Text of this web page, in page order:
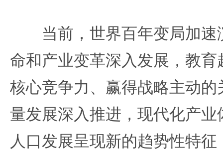
当前，世界百年变局加速
命和产业变革深入发展，教
核心竞争力、赢得战略主动
量发展深入推进，现代化产
人口发展呈现新的趋势性特